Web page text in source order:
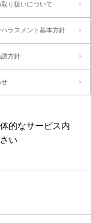
り扱いについて
ラスメント基本方針
方針
せ
的なサービス内
い